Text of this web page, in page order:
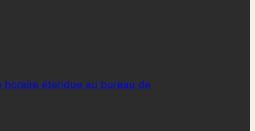
horaire étendue au bureau de